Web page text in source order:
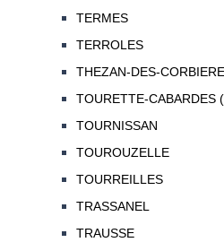
TERMES
TERROLES
THEZAN-DES-
TOURETTE-CABARDES
TOURNISSAN
TOUROUZELLE
TOURREILLES
TRASSANEL
TRAUSSE